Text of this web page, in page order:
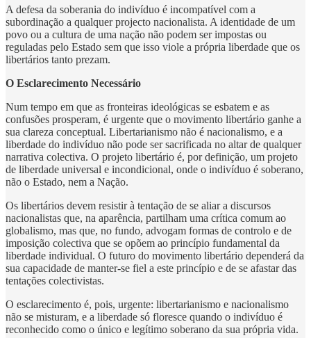
A defesa da soberania do indivíduo é incompatível com a
subordinação a qualquer projecto nacionalista. A identidade de um
povo ou a cultura de uma nação não podem ser impostas ou
reguladas pelo Estado sem que isso viole a própria liberdade que os
libertários tanto prezam.
O Esclarecimento Necessário
Num tempo em que as fronteiras ideológicas se esbatem e as
confusões prosperam, é urgente que o movimento libertário ganhe a
sua clareza conceptual. Libertarianismo não é nacionalismo, e a
liberdade do indivíduo não pode ser sacrificada no altar de qualquer
narrativa colectiva. O projeto libertário é, por definição, um projeto
de liberdade universal e incondicional, onde o indivíduo é soberano,
não o Estado, nem a Nação.
Os libertários devem resistir à tentação de se aliar a discursos
nacionalistas que, na aparência, partilham uma crítica comum ao
globalismo, mas que, no fundo, advogam formas de controlo e de
imposição colectiva que se opõem ao princípio fundamental da
liberdade individual. O futuro do movimento libertário dependerá da
sua capacidade de manter-se fiel a este princípio e de se afastar das
tentações colectivistas.
O esclarecimento é, pois, urgente: libertarianismo e nacionalismo
não se misturam, e a liberdade só floresce quando o indivíduo é
reconhecido como o único e legítimo soberano da sua própria vida.